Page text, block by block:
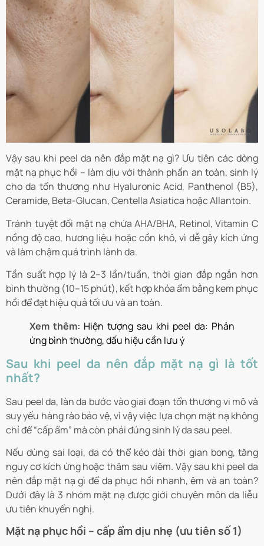
Vậy sau khi peel da nên đắp mặt nạ gì? Ưu tiên các dòng
mặt nạ phục hồi – làm dịu với thành phần an toàn, sinh lý
cho da tổn thương như Hyaluronic Acid, Panthenol (B5),
Ceramide, Beta-Glucan, Centella Asiatica hoặc Allantoin.
Tránh tuyệt đối mặt nạ chứa AHA/BHA, Retinol, Vitamin C
nồng độ cao, hương liệu hoặc cồn khô, vì dễ gây kích ứng
và làm chậm quá trình lành da.
Tần suất hợp lý là 2–3 lần/tuần, thời gian đắp ngắn hơn
bình thường (10–15 phút), kết hợp khóa ẩm bằng kem phục
hồi để đạt hiệu quả tối ưu và an toàn.
Xem thêm: Hiện tượng sau khi peel da: Phản
ứng bình thường, dấu hiệu cần lưu ý
Sau khi peel da nên đắp mặt nạ gì là tốt
nhất?
Sau peel da, làn da bước vào giai đoạn tổn thương vi mô và
suy yếu hàng rào bảo vệ, vì vậy việc lựa chọn mặt nạ không
chỉ để “cấp ẩm” mà còn phải đúng sinh lý da sau peel.
Nếu dùng sai loại, da có thể kéo dài thời gian bong, tăng
nguy cơ kích ứng hoặc thâm sau viêm. Vậy sau khi peel da
nên đắp mặt nạ gì để da phục hồi nhanh, êm và an toàn?
Dưới đây là 3 nhóm mặt nạ được giới chuyên môn da liễu
ưu tiên khuyến nghị.
Mặt nạ phục hồi – cấp ẩm dịu nhẹ (ưu tiên số 1)